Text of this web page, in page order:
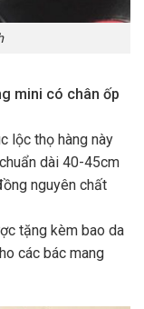
mini có chân ốp
lộc thọ hàng này
dài 40-45cm
nguyên chất
tặng kèm bao da
các bác mang